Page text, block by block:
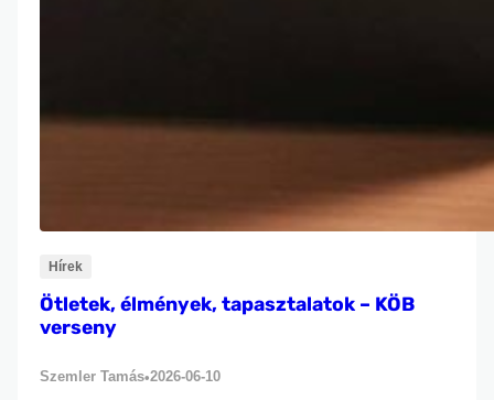
Hírek
Ötletek, élmények, tapasztalatok – KÖB
verseny
Szemler Tamás•2026-06-10